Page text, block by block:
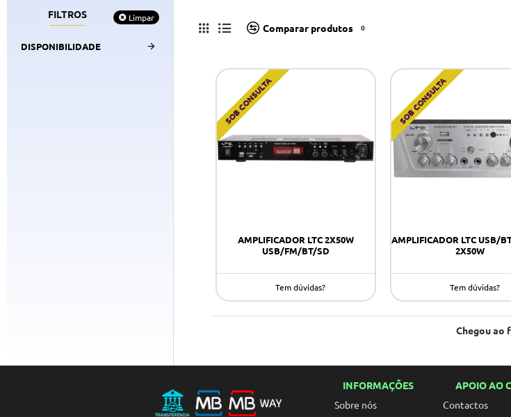
FILTROS Limpar
DISPONIBILIDADE
Comparar produtos 0
SOB CONSULTA
AMPLIFICADOR LTC 2X50W
USB/FM/BT/SD
Tem dúvidas?
SOB CONSULTA
AMPLIFICADOR LTC USB/
2X50W
Tem dúvidas?
Chegou ao
INFORMAÇÕES
Sobre nós
APOIO AO
Contactos